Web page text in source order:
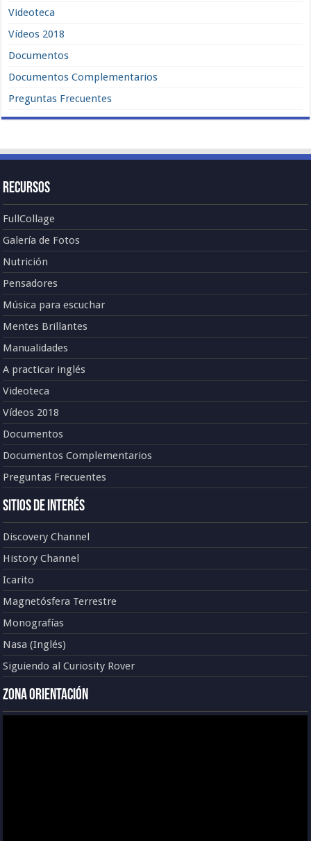
Videoteca
Vídeos 2018
Documentos
Documentos Complementarios
Preguntas Frecuentes
Recursos
FullCollage
Galería de Fotos
Nutrición
Pensadores
Música para escuchar
Mentes Brillantes
Manualidades
A practicar inglés
Videoteca
Vídeos 2018
Documentos
Documentos Complementarios
Preguntas Frecuentes
Sitios de Interés
Discovery Channel
History Channel
Icarito
Magnetósfera Terrestre
Monografías
Nasa (Inglés)
Siguiendo al Curiosity Rover
Zona Orientación